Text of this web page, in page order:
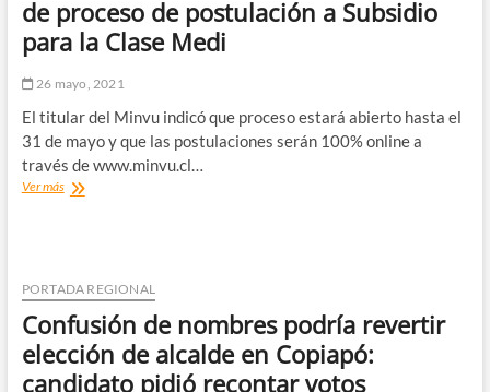
de proceso de postulación a Subsidio
para la Clase Medi
26 mayo, 2021
El titular del Minvu indicó que proceso estará abierto hasta el
31 de mayo y que las postulaciones serán 100% online a
través de www.minvu.cl…
Ver másMinistro
de
proceso
de
postulación
a
Subsidio
PORTADA REGIONAL
Confusión de nombres podría revertir
elección de alcalde en Copiapó:
candidato pidió recontar votos